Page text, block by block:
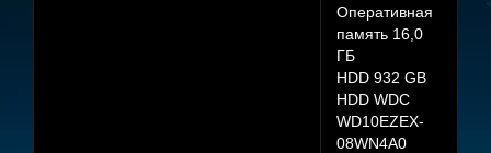
Оперативная
память 16,0
ГБ
HDD 932 GB
HDD WDC
WD10EZEX-
08WN4A0